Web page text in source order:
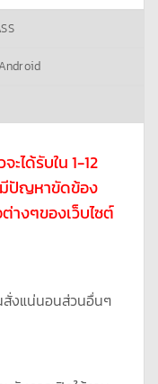
ะได้รับใน 1-12
มีปัญหาขัดข้อง
งๆของเว็บไซต์
สั่งแน่นอนส่วนอื่นๆ